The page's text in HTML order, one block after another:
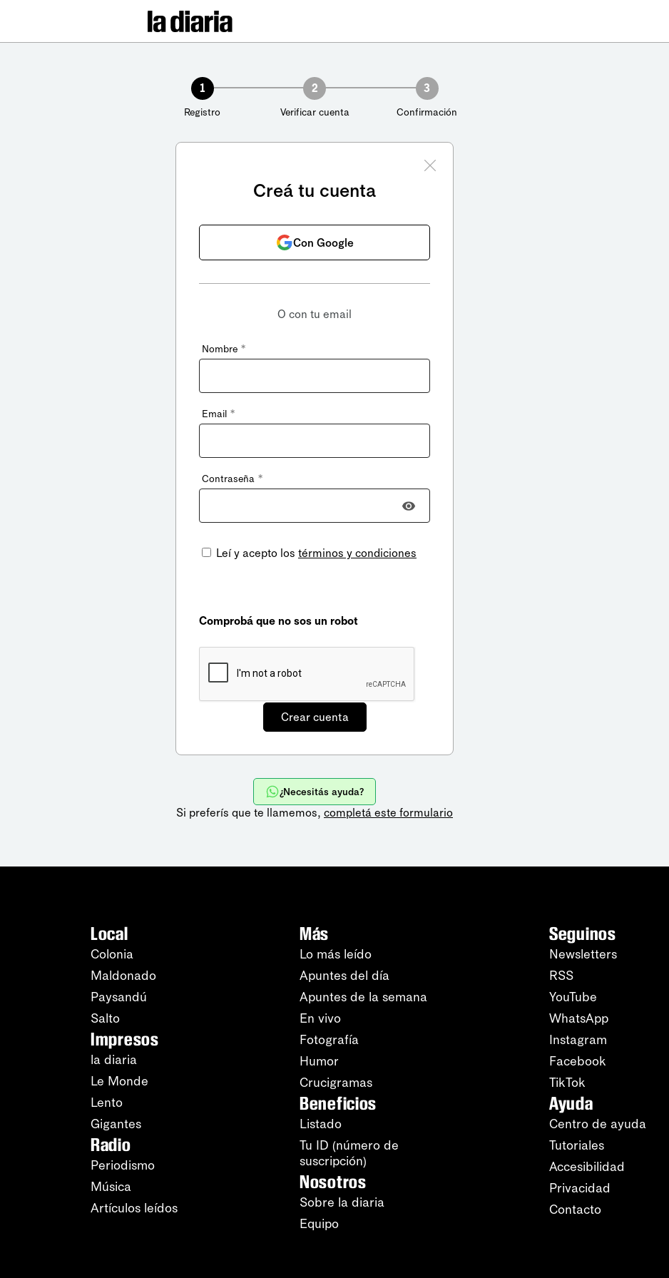
1
Registro
2
Verificar cuenta
3
Confirmación
Creá tu cuenta
Con Google
O con tu email
Nombre *
Email *
Contraseña *
Leí y acepto los términos y condiciones
Comprobá que no sos un robot
¿Necesitás ayuda?
Si preferís que te llamemos, completá este formulario
Local
Colonia
Maldonado
Paysandú
Salto
Impresos
la diaria
Le Monde
Lento
Gigantes
Radio
Periodismo
Música
Artículos leídos
Más
Lo más leído
Apuntes del día
Apuntes de la semana
En vivo
Fotografía
Humor
Crucigramas
Beneficios
Listado
Tu ID (número de
suscripción)
Nosotros
Sobre la diaria
Equipo
Seguinos
Newsletters
RSS
YouTube
WhatsApp
Instagram
Facebook
TikTok
Ayuda
Centro de ayuda
Tutoriales
Accesibilidad
Privacidad
Contacto